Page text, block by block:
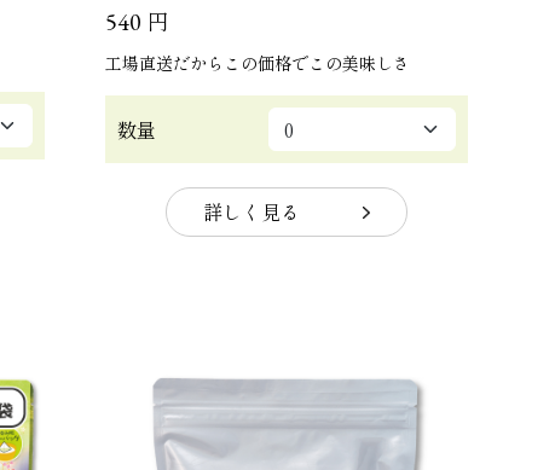
540 円
工場直送だからこの価格でこの美味しさ
数量
詳しく見る